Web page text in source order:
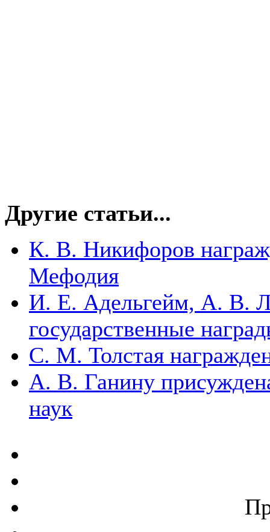
Другие статьи...
К. В. Никифоров
Мефодия
И. Е. Адельгейм, А. В.
государственные
С. М. Толстая
А. В. Ганину
наук